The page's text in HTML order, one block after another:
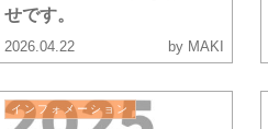
せです。
2026.04.22 by MAKI
インフォメーション